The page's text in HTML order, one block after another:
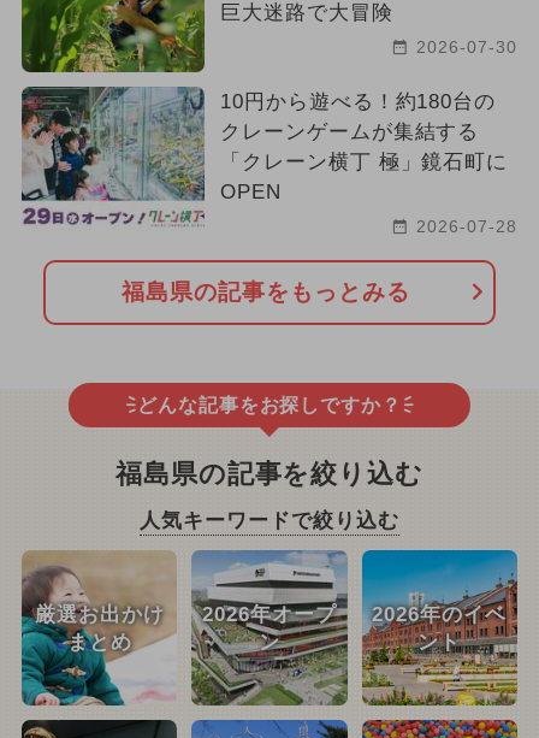
巨大迷路で大冒険
2026-07-30
10円から遊べる！約180台の
クレーンゲームが集結する
「クレーン横丁 極」鏡石町に
OPEN
2026-07-28
福島県の記事をもっとみる
どんな記事をお探しですか？
福島県の記事を絞り込む
人気キーワードで絞り込む
厳選お出かけ
まとめ
2026年オープ
ン
2026年のイベ
ント